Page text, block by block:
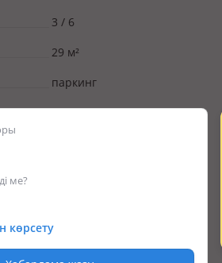
3 / 6
29 м²
паркинг
ме?
көрсету